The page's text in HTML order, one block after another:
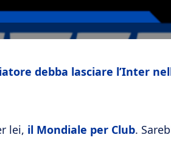
debba lasciare l’Inter
lei, il Mondiale per Club.